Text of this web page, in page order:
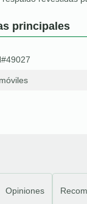
principales
Opiniones